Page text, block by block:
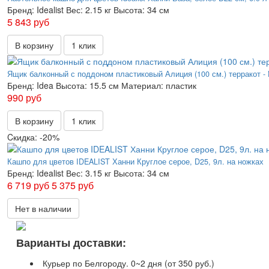
Бренд: Idealist Вес: 2.15 кг Высота: 34 см
5 843 руб
В корзину 1 клик
Ящик балконный с поддоном пластиковый Алиция (100 см.) терракот
Бренд: Idea Высота: 15.5 см Материал: пластик
990 руб
В корзину
1 клик
Cкидка: -20%
Кашпо для цветов IDEALIST Ханни Круглое серое, D25, 9л. на ножках
Бренд: Idealist Вес: 3.15 кг Высота: 34 см
6 719 руб5 375 руб
Нет в наличии
Варианты доставки:
Курьер по Белгороду. 0~2 дня (от 350 руб.)